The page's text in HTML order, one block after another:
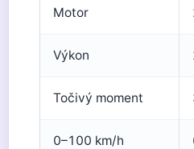
Motor
Výkon
Točivý moment
0–100 km/h